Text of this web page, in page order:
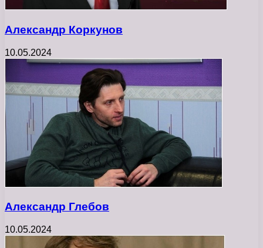
Александр Коркунов
10.05.2024
Александр Глебов
10.05.2024